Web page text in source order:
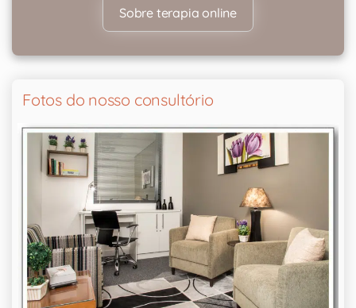
Sobre terapia online
Fotos do nosso consultório